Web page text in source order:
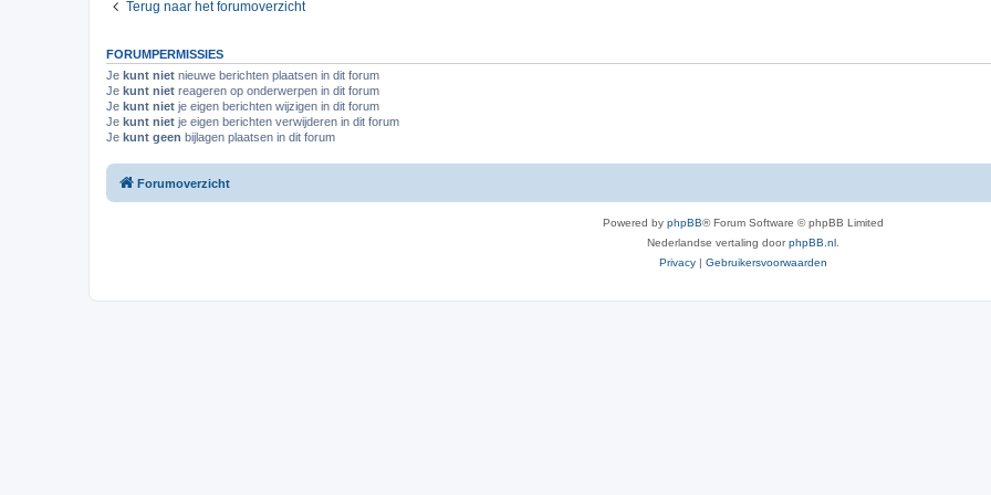
p
Terug naar het forumoverzicht
FORUMPERMISSIES
Je kunt niet nieuwe berichten plaatsen in dit forum
Je kunt niet reageren op onderwerpen in dit forum
Je kunt niet je eigen berichten wijzigen in dit forum
Je kunt niet je eigen berichten verwijderen in dit forum
Je kunt geen bijlagen plaatsen in dit forum
Forumoverzicht
Powered by phpBB® Forum Software © phpBB Limited
Nederlandse vertaling doorphpBB.nl
Privacy | Gebruikersvoorwaarden